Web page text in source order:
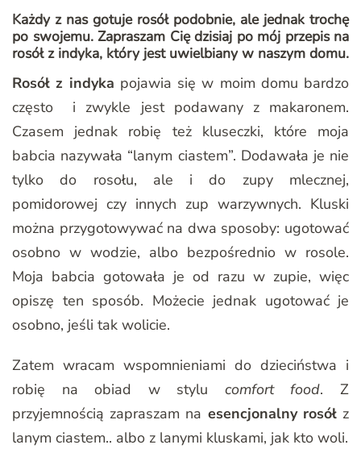
Każdy z nas gotuje rosół podobnie, ale jednak trochę
po swojemu. Zapraszam Cię dzisiaj po mój przepis na
rosół z indyka, który jest uwielbiany w naszym domu.
Rosół z indyka pojawia się w moim domu bardzo
często i zwykle jest podawany z makaronem.
Czasem jednak robię też kluseczki, które moja
babcia nazywała “lanym ciastem”. Dodawała je nie
tylko do rosołu, ale i do zupy mlecznej,
pomidorowej czy innych zup warzywnych. Kluski
można przygotowywać na dwa sposoby: ugotować
osobno w wodzie, albo bezpośrednio w rosole.
Moja babcia gotowała je od razu w zupie, więc
opiszę ten sposób. Możecie jednak ugotować je
osobno, jeśli tak wolicie.
Zatem wracam wspomnieniami do dzieciństwa i
robię na obiad w stylu comfort food. Z
przyjemnością zapraszam na esencjonalny rosółz
lanym ciastem.. albo z lanymi kluskami, jak kto woli.